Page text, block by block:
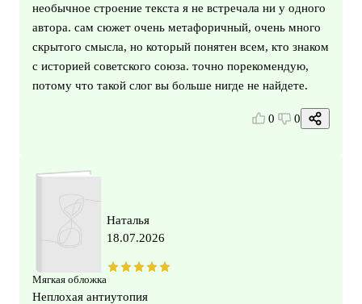
необычное строение текста я не встречала ни у одного
автора. сам сюжет очень метафоричный, очень много
скрытого смысла, но который понятен всем, кто знаком
с историей советского союза. точно порекомендую,
потому что такой слог вы больше нигде не найдете.
0 0
Мягкая обложка
Наталья
18.07.2026
Неплохая антиутопия